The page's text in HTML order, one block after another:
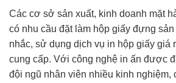
Các cơ sở sản xuất, kinh doanh mặt
có nhu cầu đặt làm hộp giấy đựng
nhắc, sử dụng dịch vụ in hộp giấy giá
cung cấp. Với công nghệ in ấn được
đội ngũ nhân viên nhiều kinh nghiệm,